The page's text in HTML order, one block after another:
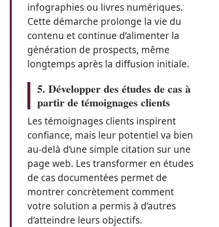
infographies ou livres numériques.
Cette démarche prolonge la vie du
contenu et continue d’alimenter la
génération de prospects, même
longtemps après la diffusion initiale.
5. Développer des études de cas à
partir de témoignages clients
Les témoignages clients inspirent
confiance, mais leur potentiel va bien
au-delà d’une simple citation sur une
page web. Les transformer en études
de cas documentées permet de
montrer concrètement comment
votre solution a permis à d’autres
d’atteindre leurs objectifs.